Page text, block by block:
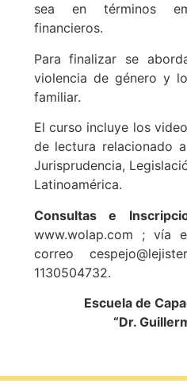
sea en términos
financieros.
Para finalizar se
violencia de género y
familiar.
El curso incluye los
de lectura relacionado
Jurisprudencia,
Latinoamérica.
Consultas e
www.wolap.com ; vía
correo
1130504732.
Escuela de
“Dr.